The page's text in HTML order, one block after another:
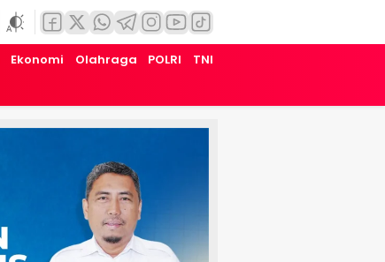
Ekonomi Olahraga POLRI
TNI